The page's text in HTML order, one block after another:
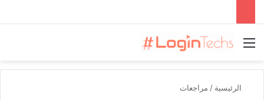
القائمة
الرئيسية / مراجعات